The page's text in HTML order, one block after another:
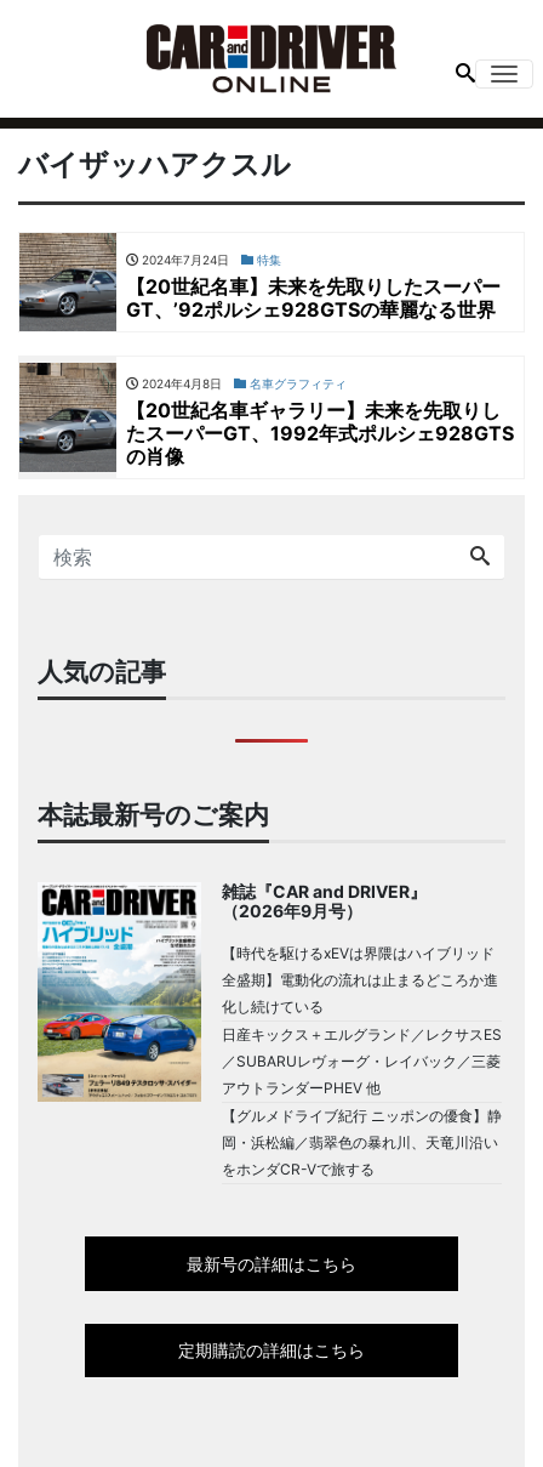
バイザッハアクスル
2024年7月24日 特集
【20世紀名車】未来を先取りしたスーパー
GT、’92ポルシェ928GTSの華麗なる世界
2024年4月8日 名車グラフィティ
【20世紀名車ギャラリー】未来を先取りし
たスーパーGT、1992年式ポルシェ928GTS
の肖像
人気の記事
本誌最新号のご案内
雑誌『CAR and DRIVER』
（2026年9月号）
【時代を駆けるxEVは界隈はハイブリッド
全盛期】電動化の流れは止まるどころか進
化し続けている
日産キックス＋エルグランド／レクサスES
／SUBARUレヴォーグ・レイバック／三菱
アウトランダーPHEV 他
【グルメドライブ紀行 ニッポンの優食】静
岡・浜松編／翡翠色の暴れ川、天竜川沿い
をホンダCR-Vで旅する
最新号の詳細はこちら
定期購読の詳細はこちら